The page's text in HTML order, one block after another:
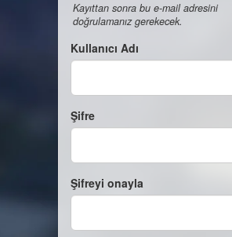
Kayıttan sonra bu e-mail adresini
doğrulamanız gerekecek.
Kullanıcı Adı
Şifre
Şifreyi onayla